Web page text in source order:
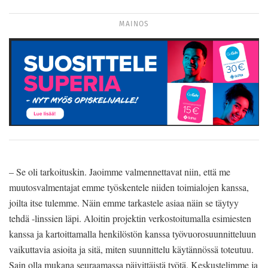
MAINOS
– Se oli tarkoituskin. Jaoimme valmennettavat niin, että me
muutosvalmentajat emme työskentele niiden toimialojen kanssa,
joilta itse tulemme. Näin emme tarkastele asiaa näin se täytyy
tehdä -linssien läpi. Aloitin projektin verkostoitumalla esimiesten
kanssa ja kartoittamalla henkilöstön kanssa työvuorosuunnitteluun
vaikuttavia asioita ja sitä, miten suunnittelu käytännössä toteutuu.
Sain olla mukana seuraamassa päivittäistä työtä. Keskustelimme ja